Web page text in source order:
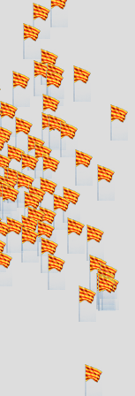
si us